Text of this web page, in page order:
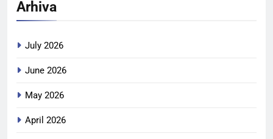
Arhiva
July 2026
June 2026
May 2026
April 2026